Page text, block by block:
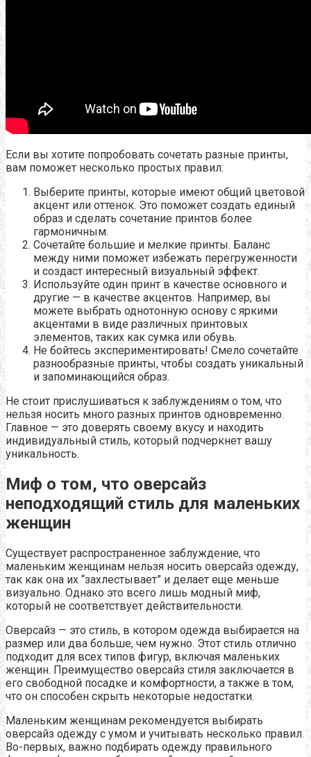
Если вы хотите попробовать сочетать разные принты,
вам поможет несколько простых правил:
Выберите принты, которые имеют общий цветовой
акцент или оттенок. Это поможет создать единый
образ и сделать сочетание принтов более
гармоничным.
Сочетайте большие и мелкие принты. Баланс
между ними поможет избежать перегруженности
и создаст интересный визуальный эффект.
Используйте один принт в качестве основного и
другие — в качестве акцентов. Например, вы
можете выбрать однотонную основу с яркими
акцентами в виде различных принтовых
элементов, таких как сумка или обувь.
Не бойтесь экспериментировать! Смело сочетайте
разнообразные принты, чтобы создать уникальный
и запоминающийся образ.
Не стоит прислушиваться к заблуждениям о том, что
нельзя носить много разных принтов одновременно.
Главное — это доверять своему вкусу и находить
индивидуальный стиль, который подчеркнет вашу
уникальность.
Миф о том, что оверсайз
неподходящий стиль для маленьких
женщин
Существует распространенное заблуждение, что
маленьким женщинам нельзя носить оверсайз одежду,
так как она их “захлестывает” и делает еще меньше
визуально. Однако это всего лишь модный миф,
который не соответствует действительности.
Оверсайз — это стиль, в котором одежда выбирается на
размер или два больше, чем нужно. Этот стиль отлично
подходит для всех типов фигур, включая маленьких
женщин. Преимущество оверсайз стиля заключается в
его свободной посадке и комфортности, а также в том,
что он способен скрыть некоторые недостатки.
Маленьким женщинам рекомендуется выбирать
оверсайз одежду с умом и учитывать несколько правил.
Во-первых, важно подбирать одежду правильного